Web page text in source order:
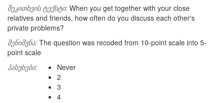
შეკითხვის ტექსტი: When you get together with your close
relatives and friends, how often do you discuss each other's
private problems?
შენიშვნა: The question was recoded from 10-point scale into 5-
point scale
პასუხები:
Never
2
3
4